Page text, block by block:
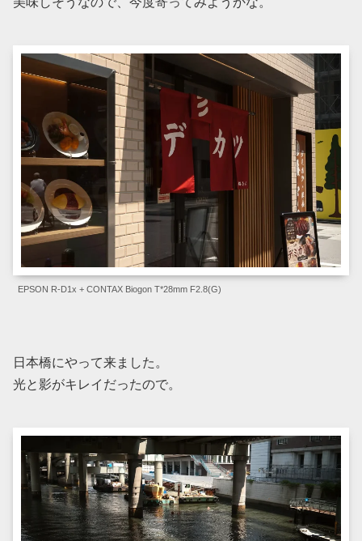
EPSON R-D1x + CONTAX Biogon T*28mm F2.8(G)
日本橋にやって来ました。
光と影がキレイだったので。